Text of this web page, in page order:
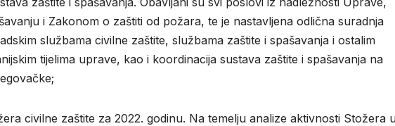
i Zakonom o zaštiti od požara, te je nastavljena odlična suradnja
službama civilne zaštite, službama zaštite i spašavanja i ostalim
tijelima uprave, kao i koordinacija sustava zaštite i spašavanja na
civilne zaštite za 2022. godinu. Na temelju analize aktivnosti Stožera